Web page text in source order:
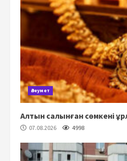
Әлеумет
Алтын салынған сөмкені
07.08.2026 4998